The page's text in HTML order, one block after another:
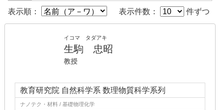
表示順： 表示件数： 件ずつ
イコマ タダアキ
生駒 忠昭
教授
教育研究院 自然科学系 数理物質科学系列
ナノテク・材料 / 基礎物理化学